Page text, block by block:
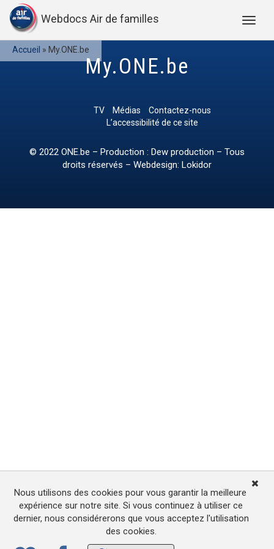
Webdocs Air de familles
Accueil » My.ONE.be
My.ONE.be
TV Médias
Contactez-nous
L’accessibilité de ce site
© 2022 ONE.be – Production : Dew production – Tous
droits réservés – Webdesign: Lokidor
Nous utilisons des cookies pour vous garantir la meilleure
expérience sur notre site. Si vous continuez à utiliser ce
dernier, nous considérerons que vous acceptez l'utilisation
des cookies.